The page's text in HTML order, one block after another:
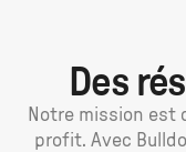
Des
Notre mission est
profit. Avec